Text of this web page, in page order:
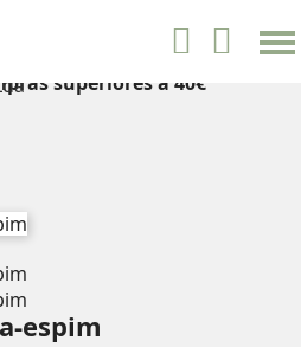
superiores a 40€
espim
 